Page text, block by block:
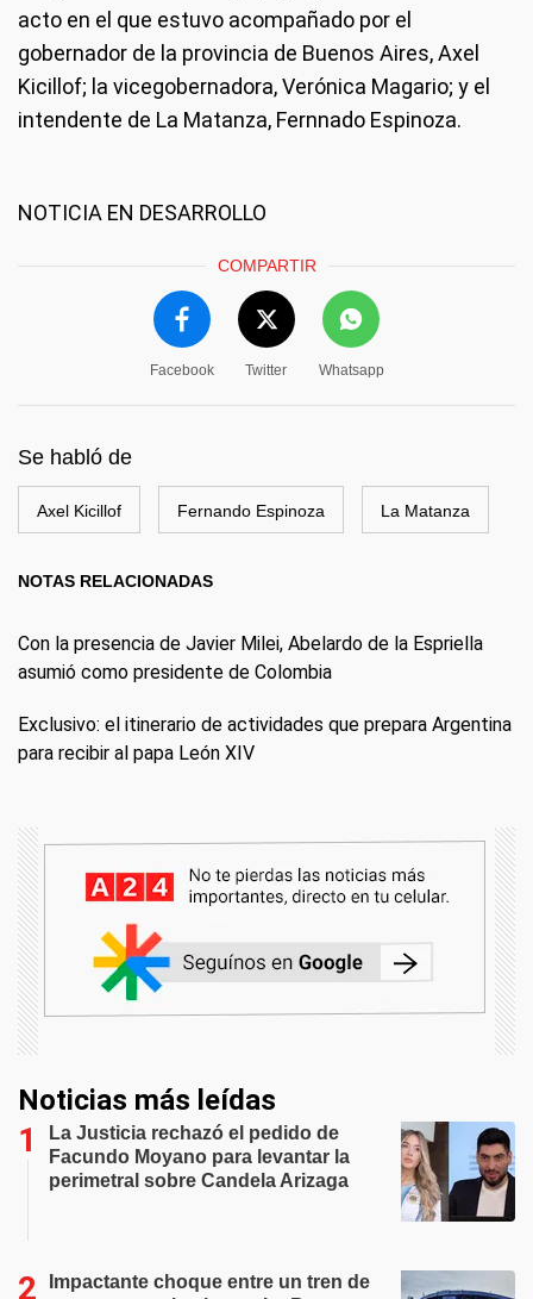
acto en el que estuvo acompañado por el
gobernador de la provincia de Buenos Aires, Axel
Kicillof; la vicegobernadora, Verónica Magario; y el
intendente de La Matanza, Fernnado Espinoza.
NOTICIA EN DESARROLLO
COMPARTIR
Facebook Twitter Whatsapp
Se habló de
Axel Kicillof Fernando Espinoza La Matanza
NOTAS RELACIONADAS
Con la presencia de Javier Milei, Abelardo de la Espriella
asumió como presidente de Colombia
Exclusivo: el itinerario de actividades que prepara Argentina
para recibir al papa León XIV
Noticias más leídas
La Justicia rechazó el pedido de
Facundo Moyano para levantar la
perimetral sobre Candela Arizaga
Impactante choque entre un tren de